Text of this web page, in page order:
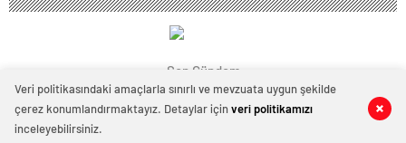
0 0
Son Gündem
Veri politikasındaki amaçlarla sınırlı ve mevzuata uygun şekilde
çerez konumlandırmaktayız. Detaylar içinveri politikamızı
inceleyebilirsiniz.